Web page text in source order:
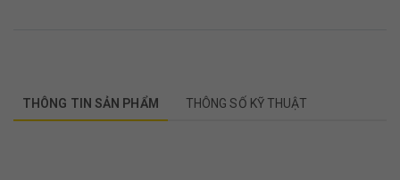
THÔNG TIN SẢN PHẨM THÔNG SỐ KỸ THUẬT